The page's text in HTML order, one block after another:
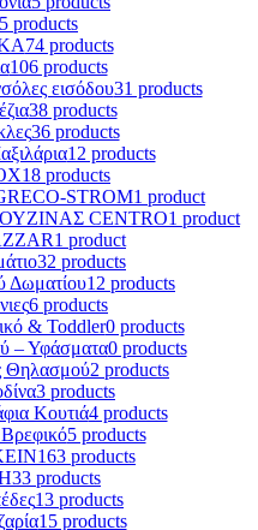
5 products
74 products
106 products
εισόδου31 products
38 products
36 products
12 products
18 products
STROM1 product
CENTRO1 product
1 product
32 products
Δωματίου12 products
6 products
& Toddler0 products
– Υφάσματα0 products
Θηλασμού2 products
3 products
Κουτιά4 products
5 products
163 products
33 products
13 products
15 products